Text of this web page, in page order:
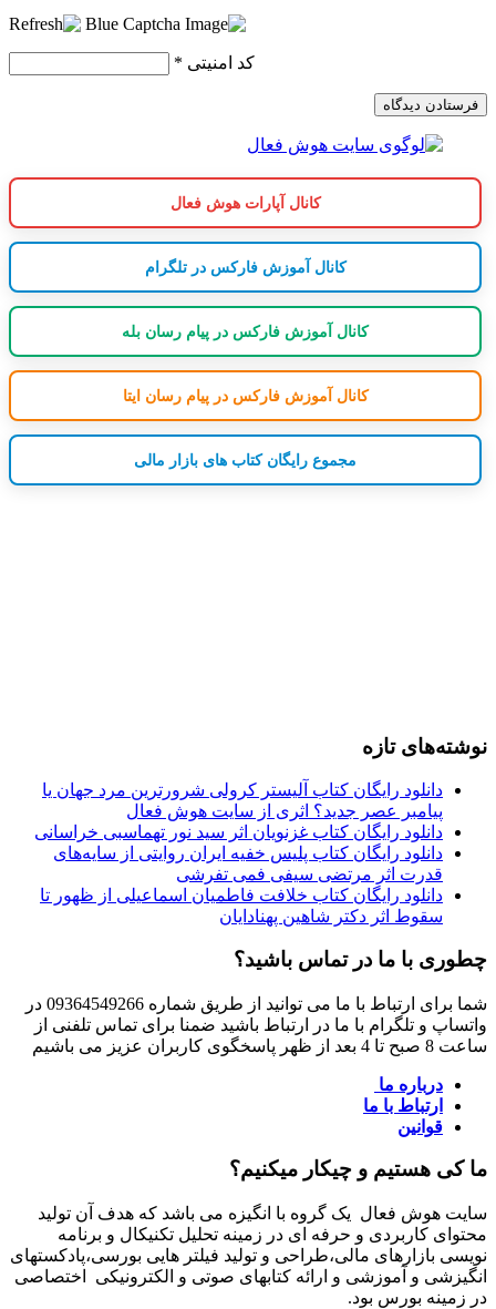
کد امنیتی *
کانال آپارات هوش فعال
کانال آموزش فارکس در تلگرام
کانال آموزش فارکس در پیام رسان بله
کانال آموزش فارکس در پیام رسان ایتا
مجموع رایگان کتاب های بازار مالی
نوشته‌های تازه
دانلود رایگان کتاب آلیستر کرولی شرورترین مرد جهان یا
پیامبر عصر جدید؟ اثری از سایت هوش فعال
دانلود رایگان کتاب غزنویان اثر سید نور تهماسبی خراسانی
دانلود رایگان کتاب پلیس خفیه ایران روایتی از سایه‌های
قدرت اثر مرتضی سیفی فمی تفرشی
دانلود رایگان کتاب خلافت فاطمیان اسماعیلی از ظهور تا
سقوط اثر دکتر شاهین پهنادایان
چطوری با ما در تماس باشید؟
شما برای ارتباط با ما می توانید از طریق شماره 09364549266 در
واتساپ و تلگرام با ما در ارتباط باشید ضمنا برای تماس تلفنی از
ساعت 8 صبح تا 4 بعد از ظهر پاسخگوی کاربران عزیز می باشیم
درباره ما
ارتباط با ما
قوانین
ما کی هستیم و چیکار میکنیم؟
سایت هوش فعال یک گروه با انگیزه می باشد که هدف آن تولید
محتوای کاربردی و حرفه ای در زمینه تحلیل تکنیکال و برنامه
نویسی بازارهای مالی،طراحی و تولید فیلتر هایی بورسی،پادکستهای
انگیزشی و آموزشی و ارائه کتابهای صوتی و الکترونیکی اختصاصی
در زمینه بورس بود.